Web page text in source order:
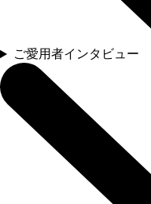
ご愛用者インタビュー